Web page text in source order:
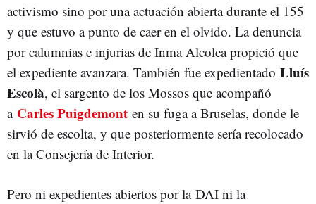
activismo sino por una actuación abierta durante el 155
y que estuvo a punto de caer en el olvido. La denuncia
por calumnias e injurias de Inma Alcolea propició que
el expediente avanzara. También fue expedientado Lluís
Escolà, el sargento de los Mossos que acompañó
a Carles Puigdemont en su fuga a Bruselas, donde le
sirvió de escolta, y que posteriormente sería recolocado
en la Consejería de Interior.
Pero ni expedientes abiertos por la DAI ni la